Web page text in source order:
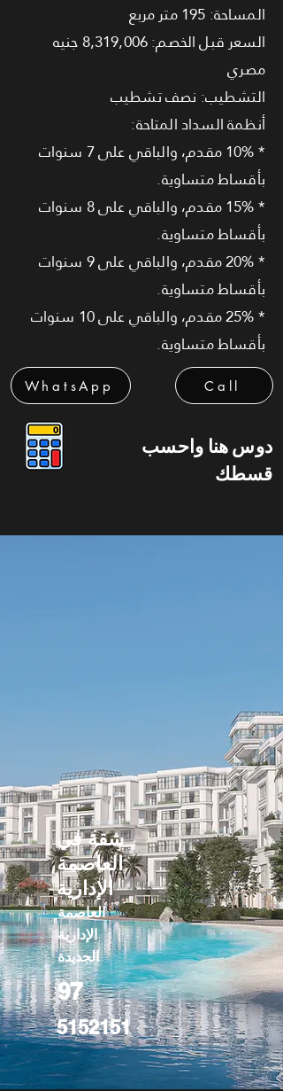
المساحة: 195 متر مربع
السعر قبل الخصم: 8,319,006 جنيه
مصري
التشطيب: نصف تشطيب
أنظمة السداد المتاحة:
* 10% مقدم، والباقي على 7 سنوات
بأقساط متساوية.
* 15% مقدم، والباقي على 8 سنوات
بأقساط متساوية.
* 20% مقدم، والباقي على 9 سنوات
بأقساط متساوية.
* 25% مقدم، والباقي على 10 سنوات
بأقساط متساوية.
WhatsApp Call
دوس هنا واحسب
قسطك
شقة في
العاصمة
الإدارية
العاصمة
الإدارية
الجديدة
97
5152151